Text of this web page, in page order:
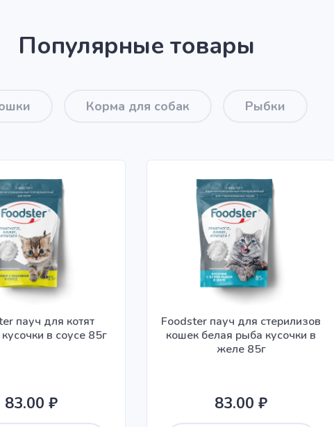
Популярные товары
Корма для собак Рыбки
пауч для котят
в соусе 85г
83.00 ₽
Foodster пауч для стерилизов
кошек белая рыба кусочки в
желе 85г
83.00 ₽